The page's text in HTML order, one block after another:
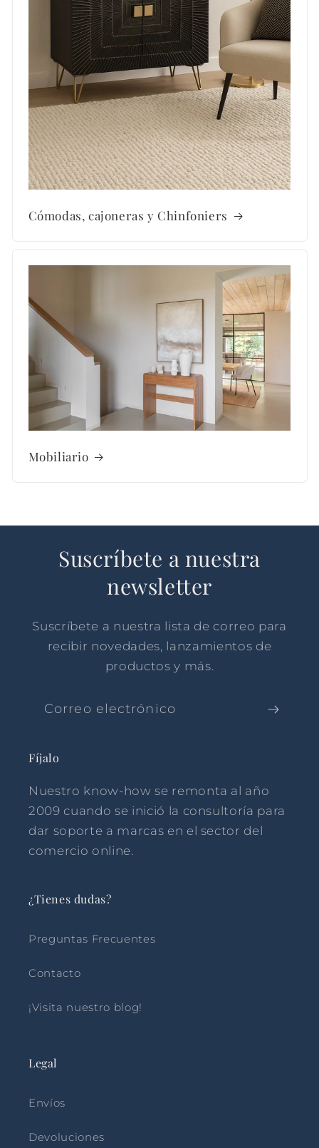
Cómodas, cajoneras y Chinfoniers
Mobiliario
Suscríbete a nuestra
newsletter
Suscríbete a nuestra lista de correo para
recibir novedades, lanzamientos de
productos y más.
Correo electrónico
Fíjalo
Nuestro know-how se remonta al año
2009 cuando se inició la consultoría para
dar soporte a marcas en el sector del
comercio online.
¿Tienes dudas?
Preguntas Frecuentes
Contacto
¡Visita nuestro blog!
Legal
Envíos
Devoluciones